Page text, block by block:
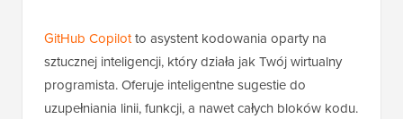
GitHub Copilotto asystent kodowania oparty na
sztucznej inteligencji, który działa jak Twój wirtualny
programista. Oferuje inteligentne sugestie do
uzupełniania linii, funkcji, a nawet całych bloków kodu.